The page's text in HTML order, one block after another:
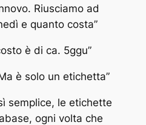
Riusciamo ad
e quanto costa”
è di ca. 5ggu”
è solo un etichetta”
semplice, le etichette
ogni volta che